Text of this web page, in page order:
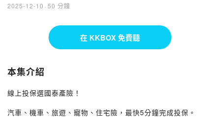
2025-12-10 · 50 分鐘
在 KKBOX 免費聽
本集介紹
線上投保選國泰產險！
汽車、機車、旅遊、寵物、住宅險，最快5分鐘完成投保。